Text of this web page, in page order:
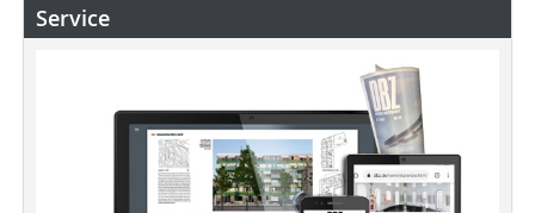
Service